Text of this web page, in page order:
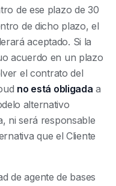
de ese plazo de 30
de dicho plazo, el
aceptado. Si la
acuerdo en un plazo
el contrato del
no está obligada a
alternativo
ni será responsable
que el Cliente
de agente de bases